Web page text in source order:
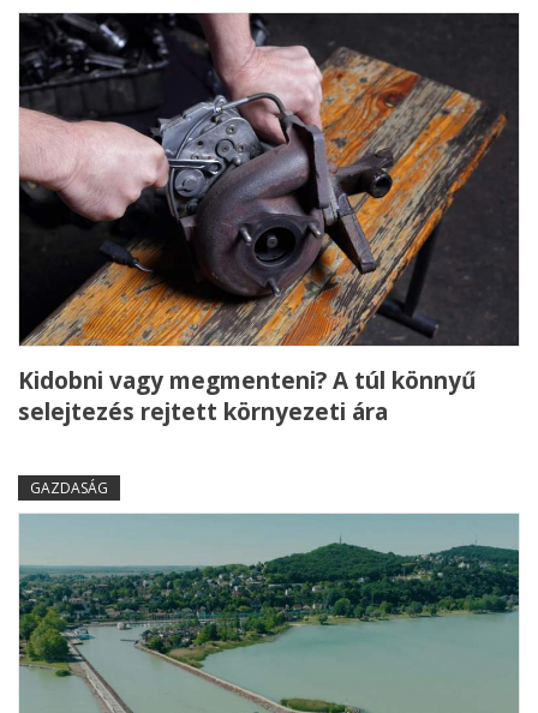
Kidobni vagy megmenteni? A túl könnyű
selejtezés rejtett környezeti ára
GAZDASÁG